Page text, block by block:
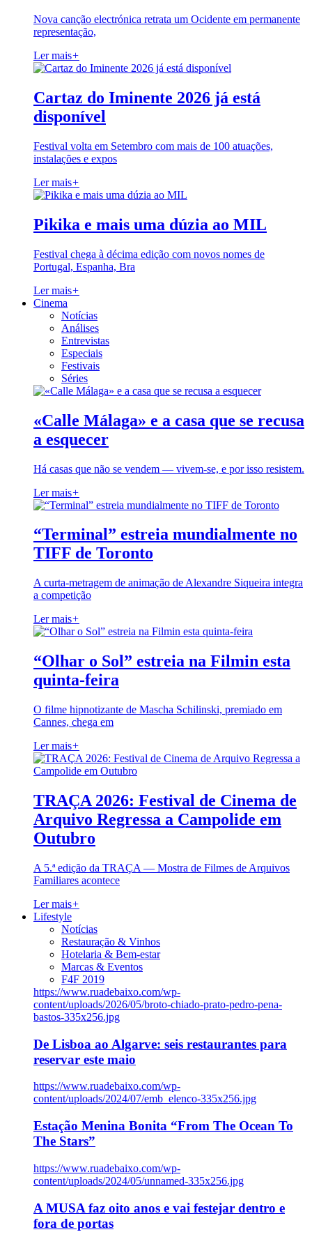
Nova canção electrónica retrata um Ocidente em permanente
representação,
Ler mais+
Cartaz do Iminente 2026 já está
disponível
Festival volta em Setembro com mais de 100 atuações,
instalações e expos
Ler mais+
Pikika e mais uma dúzia ao MIL
Festival chega à décima edição com novos nomes de
Portugal, Espanha, Bra
Ler mais+
Cinema
Notícias
Análises
Entrevistas
Especiais
Festivais
Séries
«Calle Málaga» e a casa que se recusa
a esquecer
Há casas que não se vendem — vivem-se, e por isso resistem.
Ler mais+
“Terminal” estreia mundialmente no
TIFF de Toronto
A curta-metragem de animação de Alexandre Siqueira integra
a competição
Ler mais+
“Olhar o Sol” estreia na Filmin esta
quinta-feira
O filme hipnotizante de Mascha Schilinski, premiado em
Cannes, chega em
Ler mais+
TRAÇA 2026: Festival de Cinema de
Arquivo Regressa a Campolide em
Outubro
A 5.ª edição da TRAÇA — Mostra de Filmes de Arquivos
Familiares acontece
Ler mais+
Lifestyle
Notícias
Restauração & Vinhos
Hotelaria & Bem-estar
Marcas & Eventos
F4F 2019
https://www.ruadebaixo.com/wp-
content/uploads/2026/05/broto-chiado-prato-pedro-pena-
bastos-335x256.jpg
De Lisboa ao Algarve: seis restaurantes para
reservar este maio
https://www.ruadebaixo.com/wp-
content/uploads/2024/07/emb_elenco-335x256.jpg
Estação Menina Bonita “From The Ocean To
The Stars”
https://www.ruadebaixo.com/wp-
content/uploads/2024/05/unnamed-335x256.jpg
A MUSA faz oito anos e vai festejar dentro e
fora de portas